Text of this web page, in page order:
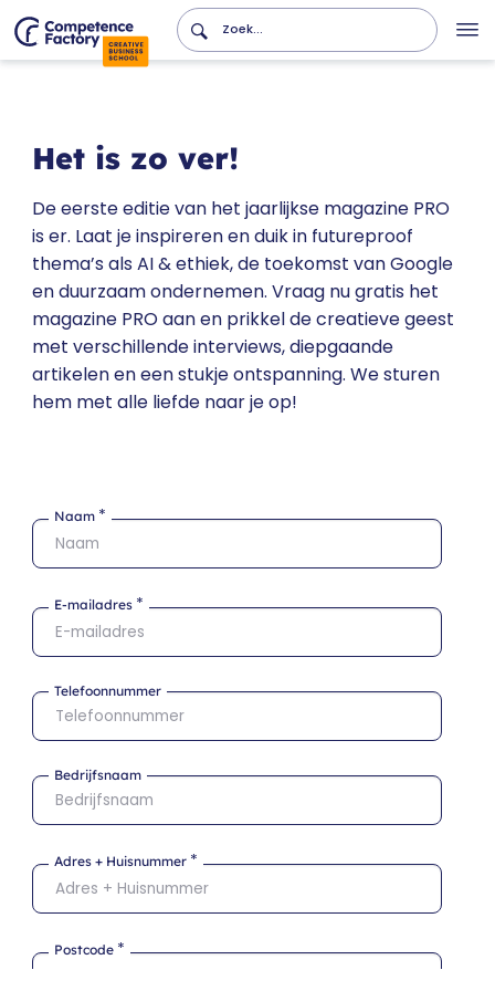
Het is zo ver!
De eerste editie van het jaarlijkse magazine PRO
is er. Laat je inspireren en duik in futureproof
thema’s als AI & ethiek, de toekomst van Google
en duurzaam ondernemen. Vraag nu gratis het
magazine PRO aan en prikkel de creatieve geest
met verschillende interviews, diepgaande
artikelen en een stukje ontspanning. We sturen
hem met alle liefde naar je op!
Naam *
E-mailadres *
Telefoonnummer
Bedrijfsnaam
Adres + Huisnummer *
Postcode *